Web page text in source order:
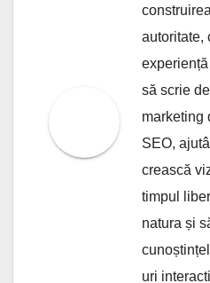
autoritate,
să scrie
marketing
SEO,
crească
timpul
natura și
uri